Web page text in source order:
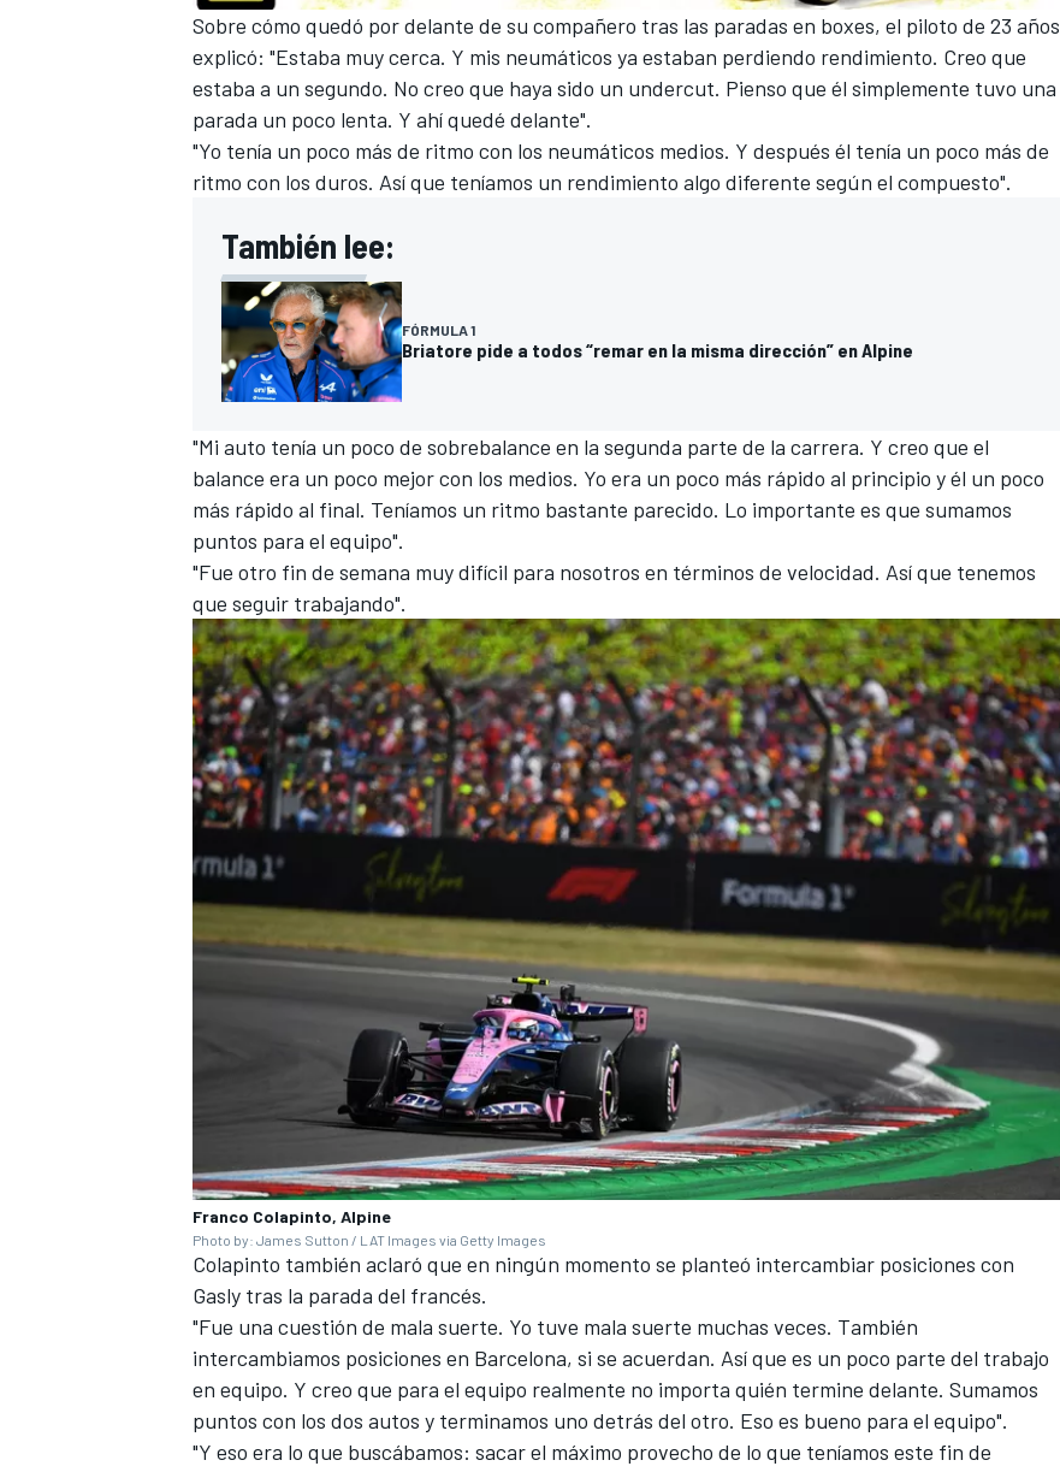
Sobre cómo quedó por delante de su compañero tras las paradas en boxes, el piloto de 23 años
explicó: "Estaba muy cerca. Y mis neumáticos ya estaban perdiendo rendimiento. Creo que
estaba a un segundo. No creo que haya sido un undercut. Pienso que él simplemente tuvo una
parada un poco lenta. Y ahí quedé delante".
"Yo tenía un poco más de ritmo con los neumáticos medios. Y después él tenía un poco más de
ritmo con los duros. Así que teníamos un rendimiento algo diferente según el compuesto".
También lee:
FÓRMULA 1
Briatore pide a todos “remar en la misma dirección” en Alpine
"Mi auto tenía un poco de sobrebalance en la segunda parte de la carrera. Y creo que el
balance era un poco mejor con los medios. Yo era un poco más rápido al principio y él un poco
más rápido al final. Teníamos un ritmo bastante parecido. Lo importante es que sumamos
puntos para el equipo".
"Fue otro fin de semana muy difícil para nosotros en términos de velocidad. Así que tenemos
que seguir trabajando".
Franco Colapinto, Alpine
Photo by: James Sutton / LAT Images via Getty Images
Colapinto también aclaró que en ningún momento se planteó intercambiar posiciones con
Gasly tras la parada del francés.
"Fue una cuestión de mala suerte. Yo tuve mala suerte muchas veces. También
intercambiamos posiciones en Barcelona, si se acuerdan. Así que es un poco parte del trabajo
en equipo. Y creo que para el equipo realmente no importa quién termine delante. Sumamos
puntos con los dos autos y terminamos uno detrás del otro. Eso es bueno para el equipo".
"Y eso era lo que buscábamos: sacar el máximo provecho de lo que teníamos este fin de